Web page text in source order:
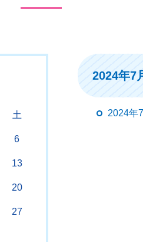
土
6
13
20
27
2024年7
2024年